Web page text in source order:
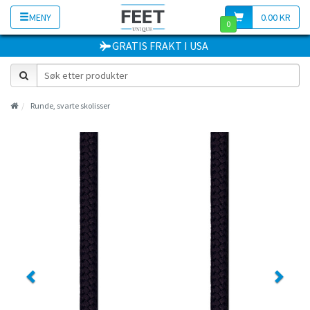
MENY 0.00 KR
0
GRATIS FRAKT I USA
Runde, svarte skolisser
Previous